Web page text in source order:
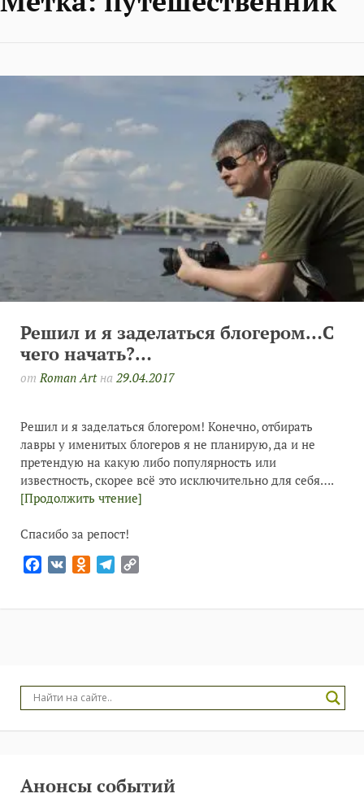
Решил и я заделаться блогером…С
чего начать?…
отRoman Artна 29.04.2017
Решил и я заделаться блогером! Конечно, отбирать
лавры у именитых блогеров я не планирую, да и не
претендую на какую либо популярность или
известность, скорее всё это исключительно для себя….
[Продолжить чтение]
Спасибо за репост!
Facebook
VK Odnoklassniki
Telegram
Анонсы событий